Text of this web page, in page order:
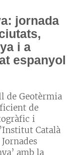
jornada
i a
espanyol
de Geotèrmia
de
i
Català
amb la